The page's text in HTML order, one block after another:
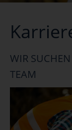
WIR
TEAM